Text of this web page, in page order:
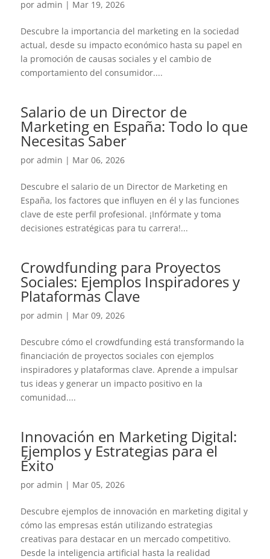
por admin | Mar 19, 2026
Descubre la importancia del marketing en la sociedad
actual, desde su impacto económico hasta su papel en
la promoción de causas sociales y el cambio de
comportamiento del consumidor....
Salario de un Director de
Marketing en España: Todo lo que
Necesitas Saber
por admin | Mar 06, 2026
Descubre el salario de un Director de Marketing en
España, los factores que influyen en él y las funciones
clave de este perfil profesional. ¡Infórmate y toma
decisiones estratégicas para tu carrera!...
Crowdfunding para Proyectos
Sociales: Ejemplos Inspiradores y
Plataformas Clave
por admin | Mar 09, 2026
Descubre cómo el crowdfunding está transformando la
financiación de proyectos sociales con ejemplos
inspiradores y plataformas clave. Aprende a impulsar
tus ideas y generar un impacto positivo en la
comunidad....
Innovación en Marketing Digital:
Ejemplos y Estrategias para el
Éxito
por admin | Mar 05, 2026
Descubre ejemplos de innovación en marketing digital y
cómo las empresas están utilizando estrategias
creativas para destacar en un mercado competitivo.
Desde la inteligencia artificial hasta la realidad